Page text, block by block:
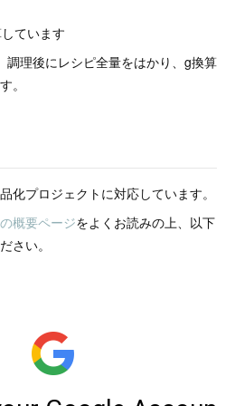
ています
調理後にレシピ全量をはかり、g換算
。
化プロジェクトに対応しています。
概要ページをよくお読みの上、以下
さい。